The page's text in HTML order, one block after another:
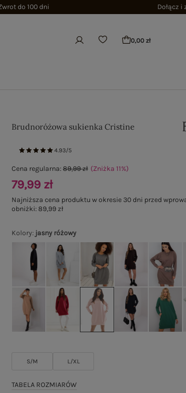
do 100 dni Dołącz i
0,00 zł
Brudnoróżowa sukienka Cristine
4.93/5
Kolory: jasny różowy
S/M L/XL
TABELA ROZMIARÓW
Cena regularna:89,99 zł (Zniżka11%)
79,99 zł
Najniższa cena produktu w okresie 30 dni przed
obniżki: 89,99 zł